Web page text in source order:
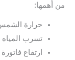
من أهمها:
حرارة الشمس
تسرب المياه
ارتفاع